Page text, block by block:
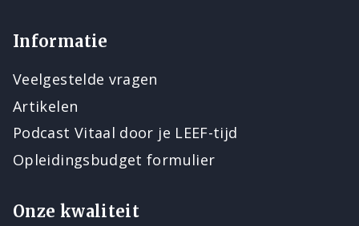
Informatie
Veelgestelde vragen
Artikelen
Podcast Vitaal door je LEEF-tijd
Opleidingsbudget formulier
Onze kwaliteit